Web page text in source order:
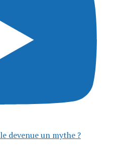
devenue un mythe ?